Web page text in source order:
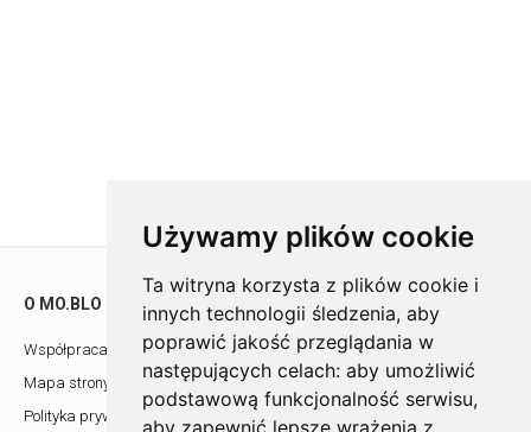
Używamy plików cookie
Ta witryna korzysta z plików cookie i
innych technologii śledzenia, aby
poprawić jakość przeglądania w
następujących celach: aby umożliwić
podstawową funkcjonalność serwisu,
aby zapewnić lepsze wrażenia z
O MO.BLO
Współpraca z architektami
Mapa strony
Polityka prywatności
POMOC
Showroom
Kontakt